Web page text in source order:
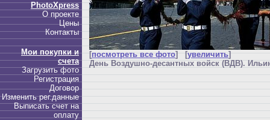
PhotoXpress
О проекте
Цены
Контакты
Мои покупки и
счета
Загрузить фото
Регистрация
Договор
Изменить рег.данные
Выписать счет на
оплату
[посмотреть все фото] [увеличить]
День Воздушно-десантных войск (ВДВ).